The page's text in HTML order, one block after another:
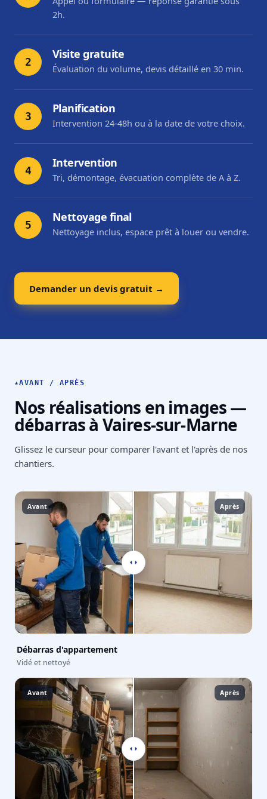
2h.
2
Visite gratuite
Évaluation du volume, devis détaillé en 30 min.
3
Planification
Intervention 24-48h ou à la date de votre choix.
4
Intervention
Tri, démontage, évacuation complète de A à Z.
5
Nettoyage final
Nettoyage inclus, espace prêt à louer ou vendre.
Demander un devis gratuit →
★AVANT / APRÈS
Nos réalisations en images —
débarras à Vaires-sur-Marne
Glissez le curseur pour comparer l'avant et l'après de nos
chantiers.
Avant Après
Débarras d'appartement
Vidé et nettoyé
Avant Après